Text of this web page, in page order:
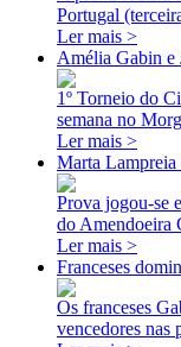
Portugal
Ler mais >
Amélia Gabin e
1º Torneio do
semana no
Ler mais >
Marta Lampreia
Prova jogou-se
do Amendoeira
Ler mais >
Franceses
Os franceses
vencedores nas